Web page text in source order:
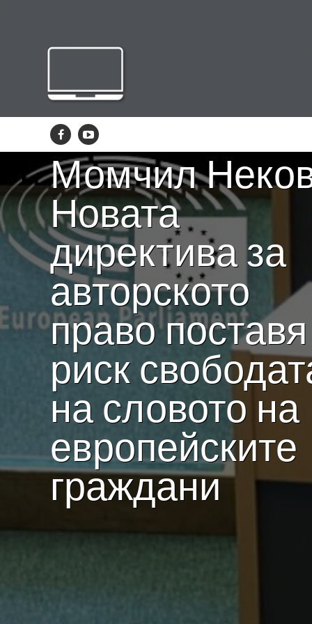
НОВИНИ
Момчил
Новата
директива за
авторското
право
риск
на словото на
европейските
граждани